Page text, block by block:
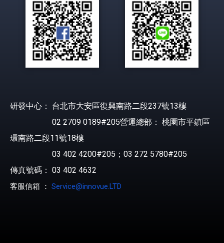
研發中心： 台北市大安區復興南路二段237號13樓
02 2709 0189#205營運總部： 桃園市平鎮區
環南路二段11號18樓
03 402 4200#205；03 272 5780#205
傳真號碼： 03 402 4632
客服信箱 ： Service@innovue.LTD